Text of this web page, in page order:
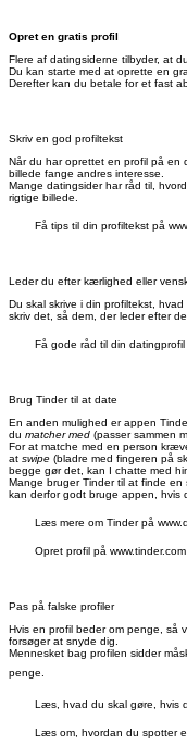
Opret en gratis profil
Flere af datingsiderne tilbyder, at
Du kan starte med at oprette en
Derefter kan du betale for et fast
Skriv en god profiltekst
Når du har oprettet en profil på en
billede fange andres interesse.
Mange datingsider har råd til,
rigtige billede.
Få tips til din profiltekst på
Leder du efter kærlighed eller
Du skal skrive i din profiltekst,
skriv det, så dem, der leder efter
Få gode råd til din datingprofil
Brug Tinder til at date
En anden mulighed er appen
du matcher med (passer sammen
For at matche med en person
at swipe (bladre med fingeren på
begge gør det, kan I chatte med
Mange bruger Tinder til at finde
kan derfor godt bruge appen, hvis
Læs mere om Tinder på
Opret profil på www.tinder.com
Pas på falske profiler
Hvis en profil beder om penge,
forsøger at snyde dig.
Mennesket bag profilen sidder
penge.
Læs, hvad du skal gøre, hvis
Læs om, hvordan du spotter